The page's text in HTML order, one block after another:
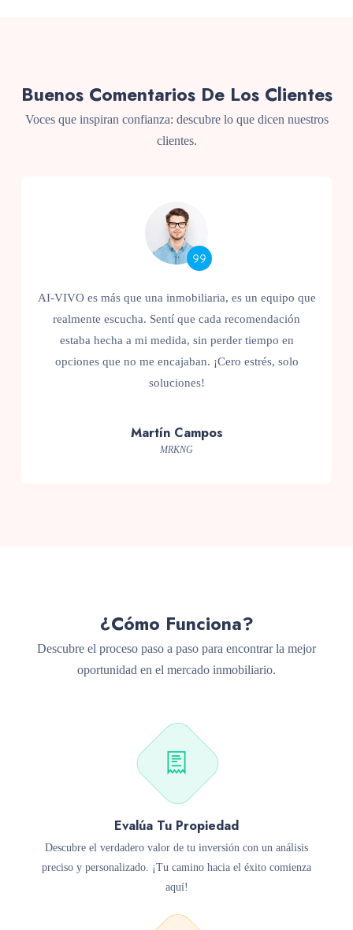
Buenos Comentarios De Los Clientes
Voces que inspiran confianza: descubre lo que dicen nuestros
clientes.
AI-VIVO es el aliado que cualquier inquilino necesita.
Nada de trámites innecesarios ni sorpresas
desagradables, solo opciones claras, asesoría honesta y
un cierre impecable. ¡Así sí se alquila con gusto!
MT Corporation
¿Cómo Funciona?
Descubre el proceso paso a paso para encontrar la mejor
oportunidad en el mercado inmobiliario.
Evalúa Tu Propiedad
Descubre el verdadero valor de tu inversión con un análisis
preciso y personalizado. ¡Tu camino hacia el éxito comienza
aquí!